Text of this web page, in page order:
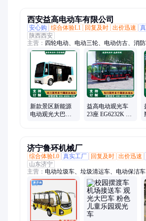
西安益高电动车有限公司
安心购
综合体验L1 回复及时 出价迅速
陕西西安
主营： 四轮电动、电动三轮、电动仿古、消防
车、观光车、洒水车、环卫车、电动观光、
火车、电动看房车、三轮保洁车、高压冲洗
动垃圾清运
新款景区新能源
电动观光大巴车
益高电动观光车
23座 EG6232K 景
济宁鲁环机械厂
综合体验L0 真实工厂 回复及时 出价迅速
山东济宁
主营： 电动垃圾车、垃圾清运车、电动保洁
运输车、扫地车、平板车、高压冲洗车、高
车、树叶收集车、尘推车、液压自卸车、不
车、巡逻车、人力三轮车、四桶六桶垃圾车
压尾板环卫车、电动垃圾清运车、小型垃圾